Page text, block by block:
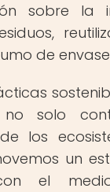
sobre la
de
no solo
los
un
el